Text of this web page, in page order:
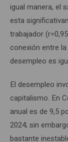
igual manera, el
esta
trabajador
conexión entre
desempleo es
El desempleo
capitalismo. En
anual es de 9,5
2024; sin
bastante